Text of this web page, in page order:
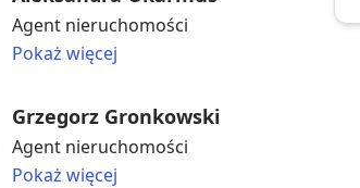
Agent nieruchomości
Pokaż więcej
Grzegorz Gronkowski
Agent nieruchomości
Pokaż więcej